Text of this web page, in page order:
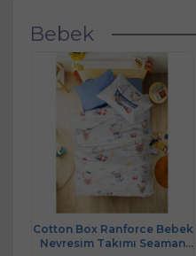
Bebek
Cotton Box Ranforce Bebek
Nevresim Takımı Seaman